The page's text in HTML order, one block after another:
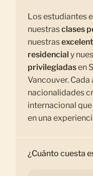
Los estudiantes
nuestrasclases
nuestras
residencial y
privilegiadasen
Vancouver. Cada
nacionalidades
internacional
en una
¿Cuánto cuesta